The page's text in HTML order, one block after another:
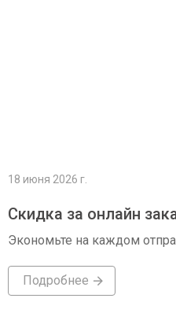
18 июня 2026 г.
Скидка за онлайн
Экономьте на каждом
Подробнее